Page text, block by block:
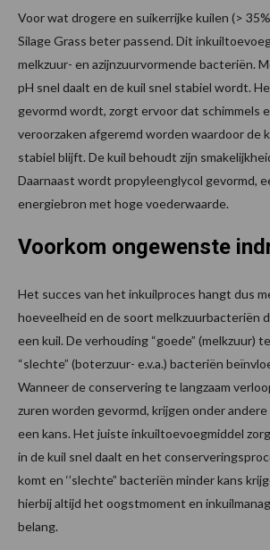
Voor wat drogere en suikerrijke kuilen (>
Silage Grass beter passend. Dit
melkzuur- en azijnzuurvormende bacteriën.
pH snel daalt en de kuil snel stabiel wordt.
gevormd wordt, zorgt ervoor dat schimmels
veroorzaken afgeremd worden waardoor de
stabiel blijft. De kuil behoudt zijn
Daarnaast wordt propyleenglycol gevormd,
energiebron met hoge voederwaarde.
Voorkom ongewenste
Het succes van het inkuilproces hangt dus
hoeveelheid en de soort melkzuurbacteriën
een kuil. De verhouding “goede” (melkzuur)
“slechte” (boterzuur- e.v.a.) bacteriën
Wanneer de conservering te langzaam
zuren worden gevormd, krijgen onder
een kans. Het juiste inkuiltoevoegmiddel
in de kuil snel daalt en het
komt en ‘’slechte” bacteriën minder kans
hierbij altijd het oogstmoment en
belang.